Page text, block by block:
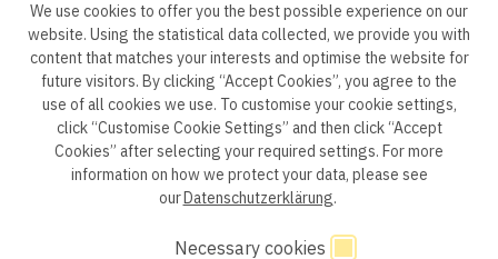
ep life science
Privacy policy B2B Privacy policy Consent
Whistleblower system
GTC Code of Conduct
We use cookies to offer you the best possible experience on our
website. Using the statistical data collected, we provide you with
content that matches your interests and optimise the website for
future visitors. By clicking “Accept Cookies”, you agree to the
use of all cookies we use. To customise your cookie settings,
click “Customise Cookie Settings” and then click “Accept
Cookies” after selecting your required settings. For more
information on how we protect your data, please see
ourDatenschutzerklärung.
Necessary cookies